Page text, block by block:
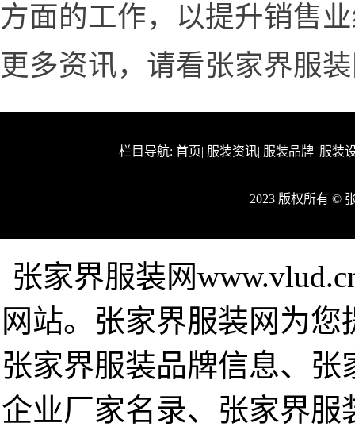
方面的工作，以提升销售
更多资讯，请看张家界服
栏目导航: 首页| 服装资讯| 服装品牌| 服装
2023 版权所有 ©
张家界服装网
网站。张家界服装网为
张家界服装品牌信息、
企业厂家名录、张家界